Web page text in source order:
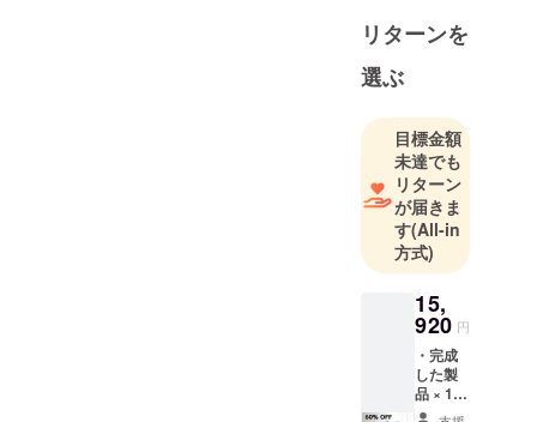
た。自宅で
セルフエス
テができる
や美顔器、
全身に使え
る痩身マシ
ンなど幅広
く商品展開
していま
リターンを
選ぶ
目標金額
未達でも
リターン
が届きま
す(All-in
方式)
15,
920 円
・完成
した製
品 × 1台
［一般